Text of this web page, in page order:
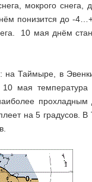
мокрого
понизится до -
10 мая днём
на Таймыре, в
мая
прохладным
на 5 градусов. В